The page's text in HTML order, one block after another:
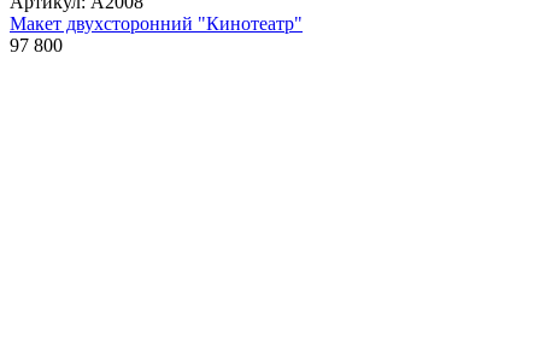
Макет двухсторонний "Кинотеатр"
97 800